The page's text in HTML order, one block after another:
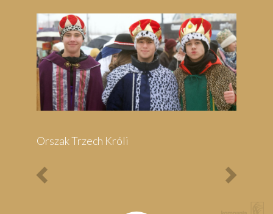
Bieg Papieski
XXII Pielgrzymi